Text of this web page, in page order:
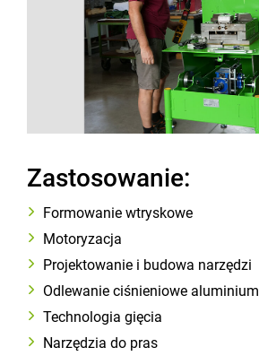
Zastosowanie:
Formowanie wtryskowe
Motoryzacja
Projektowanie i budowa narzędzi
Odlewanie ciśnieniowe aluminium
Technologia gięcia
Narzędzia do pras